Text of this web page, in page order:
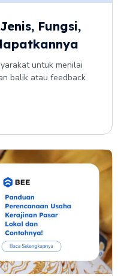
Fungsi,
untuk menilai
balik atau feedback